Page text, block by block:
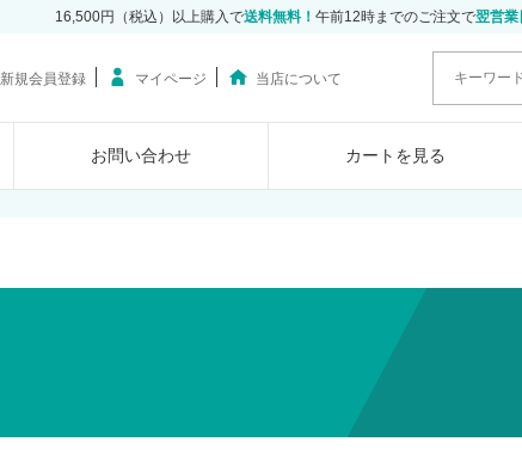
16,500円（税込）以上購入で送料無料！ 午前12時までのご注文で翌営業
新規会員登録 マイページ 当店について
お問い合わせ カートを見る